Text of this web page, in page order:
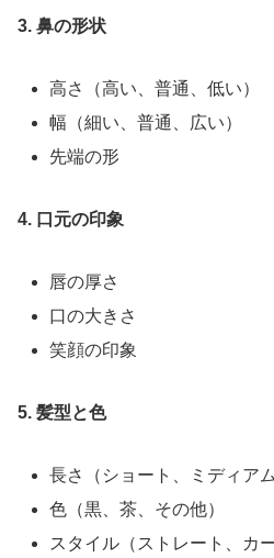
3. 鼻の形状
高さ（高い、普通、低い）
幅（細い、普通、広い）
先端の形
4. 口元の印象
唇の厚さ
口の大きさ
笑顔の印象
5. 髪型と色
長さ（ショート、ミディア
色（黒、茶、その他）
スタイル（ストレート、カ